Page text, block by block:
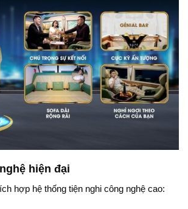
hiện đại
hợp hệ thống tiện nghi công nghệ cao: